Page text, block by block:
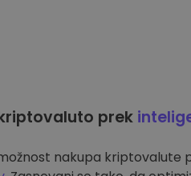
prek
nakupa kriptovalute